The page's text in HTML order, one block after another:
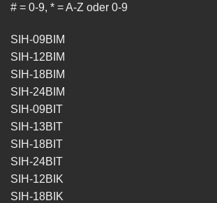
# = 0-9, * = A-Z oder 0-9
SIH-09BIM
SIH-12BIM
SIH-18BIM
SIH-24BIM
SIH-09BIT
SIH-13BIT
SIH-18BIT
SIH-24BIT
SIH-12BIK
SIH-18BIK